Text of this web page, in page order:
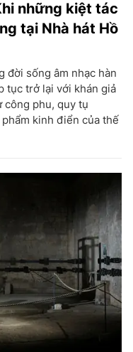
những kiệt tác
tại Nhà hát Hồ
đời sống âm nhạc hàn
tục trở lại với khán giả
công phu, quy tụ
kinh điển của thế